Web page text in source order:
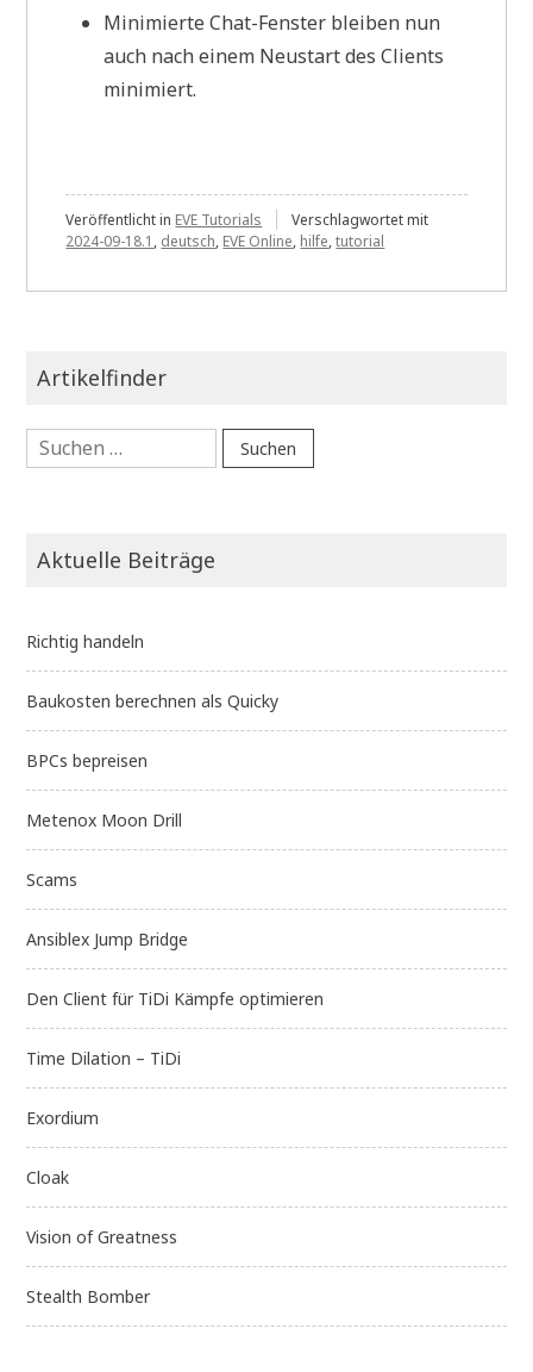
Minimierte Chat-Fenster bleiben nun
auch nach einem Neustart des Clients
minimiert.
Veröffentlicht in EVE Tutorials
Verschlagwortet mit
2024-09-18.1 , deutsch, EVE Online, hilfe,tutorial
Artikelfinder
Suchen
nach:
Aktuelle Beiträge
Richtig handeln
Baukosten berechnen als Quicky
BPCs bepreisen
Metenox Moon Drill
Scams
Ansiblex Jump Bridge
Den Client für TiDi Kämpfe optimieren
Time Dilation – TiDi
Exordium
Cloak
Vision of Greatness
Stealth Bomber